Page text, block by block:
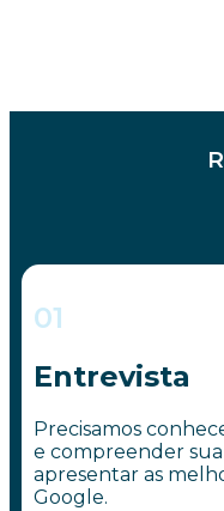
01
Entrevista
Precisamos
e compreender
apresentar as
Google.